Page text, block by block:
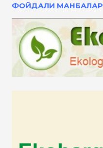
ФОЙДАЛИ МАНБАЛАР